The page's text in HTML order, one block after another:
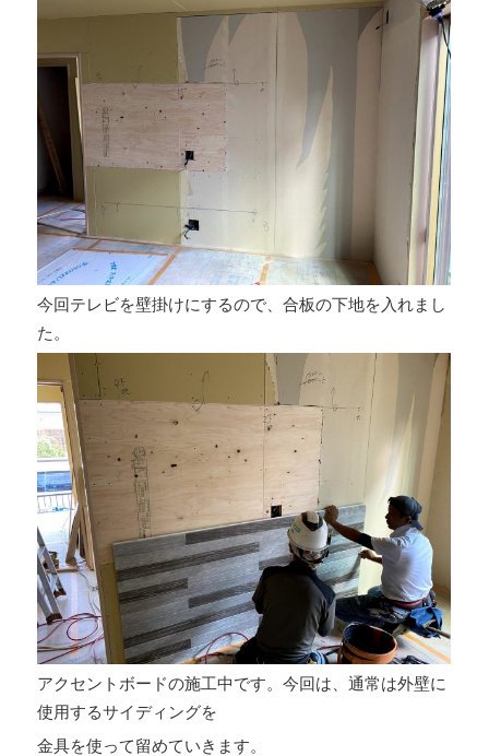
今回テレビを壁掛けにするので、合板の下地を入れまし
た。
アクセントボードの施工中です。今回は、通常は外壁に
使用するサイディングを
金具を使って留めていきます。